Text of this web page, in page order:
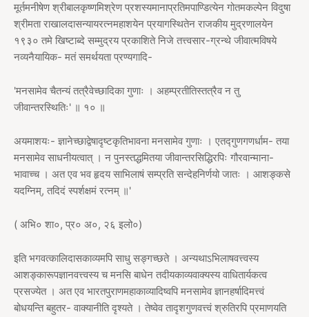
मूर्तमनीषेण श्रीबालकृष्णमिश्रेण प्रशस्यमानाप्रतिमपाण्डित्येन गोतमकल्पेन विदुषा
श्रीमता राखालदासन्यायरत्नमहाशयेन प्रयागस्थितेन राजकीय मुद्रणालयेन
१९३० तमे खिष्टाब्दे सम्मुद्रय प्रकाशिते निजे तत्त्वसार-ग्रन्थे जीवात्मविषये
नव्यनैयायिक- मतं समर्थयता प्रण्यगादि-
'मनसामेव चैतन्यं तत्रैवेच्छादिका गुणाः । अहम्प्रतीतिस्तत्रैव न तु
जीवान्तरस्थितिः' ॥ १० ॥
अयमाशयः- ज्ञानेच्छाद्वेषादृष्टकृतिभावना मनसामेव गुणाः । एतद्गुणगणर्धाम- तया
मनसामेव साधनीयत्वात् । न पुनस्तद्धमितया जीवान्तरसिद्धिरपिः गौरवान्माना-
भावाच्च । अत एव भव हृदय साभिलाषं सम्प्रति सन्देहनिर्णयो जातः । आशङ्कसे
यदग्निम्, तदिदं स्पर्शक्षमं रत्नम् ॥'
( अभि० शा०, प्र० अ०, २६ इलो०)
इति भगवत्कालिदासकाव्यमपि साधु सङ्गच्छते । अन्यथाऽभिलाषवत्त्वस्य
आशङ्कारूपज्ञानवत्त्वस्य च मनसि बाधेन तदीयकाव्यवाक्यस्य वाधितार्यकत्व
प्रसज्येत । अत एव भारतपुराणमहाकाव्यादिष्वपि मनसामेव ज्ञानहर्षादिमत्त्वं
बोधयन्ति बहुतर- वाक्यानीति दृश्यते । तेष्वेव तादृशगुणवत्त्वं श्रुतिरपि प्रमाणयति